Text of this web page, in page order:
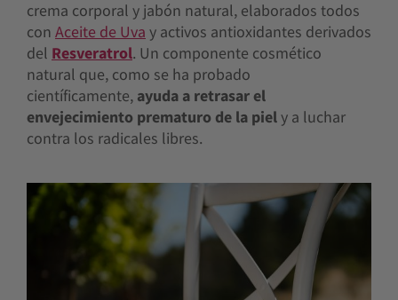
crema corporal y jabón natural, elaborados todos
con Aceite de Uva y activos antioxidantes derivados
del Resveratrol. Un componente cosmético
natural que, como se ha probado
científicamente, ayuda a retrasar el
envejecimiento prematuro de la piely a luchar
contra los radicales libres.